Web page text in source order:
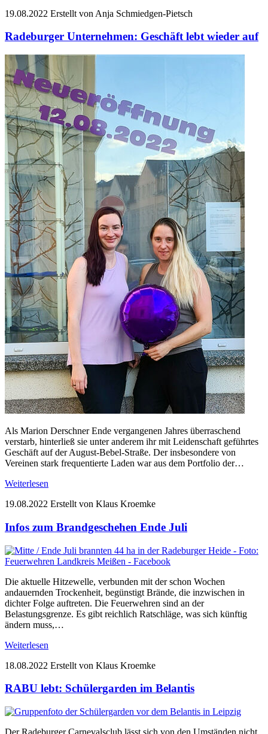
19.08.2022 Erstellt von Anja Schmiedgen-Pietsch
Radeburger Unternehmen: Geschäft lebt wieder auf
Als Marion Derschner Ende vergangenen Jahres überraschend
verstarb, hinterließ sie unter anderem ihr mit Leidenschaft geführtes
Geschäft auf der August-Bebel-Straße. Der insbesondere von
Vereinen stark frequentierte Laden war aus dem Portfolio der…
Weiterlesen
19.08.2022 Erstellt von Klaus Kroemke
Infos zum Brandgeschehen Ende Juli
Die aktuelle Hitzewelle, verbunden mit der schon Wochen
andauernden Trockenheit, begünstigt Brände, die inzwischen in
dichter Folge auftreten. Die Feuerwehren sind an der
Belastungsgrenze. Es gibt reichlich Ratschläge, was sich künftig
ändern muss,…
Weiterlesen
18.08.2022 Erstellt von Klaus Kroemke
RABU lebt: Schülergarden im Belantis
Der Radeburger Carnevalsclub lässt sich von den Umständen nicht